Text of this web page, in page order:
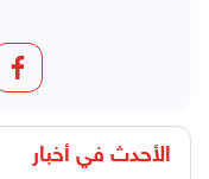
الأحدث في أخبار